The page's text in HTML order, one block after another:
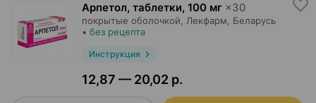
Арпетол, таблетки, 100 мг ×30
покрытые оболочкой, Лекфарм , Беларусь
• без рецепта
Инструкция
12,87 — 20,02 р.